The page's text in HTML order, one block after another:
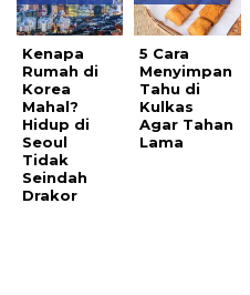
Kenapa
Rumah di
Korea
Mahal?
Hidup di
Seoul
Tidak
Seindah
Drakor
5 Cara
Menyimpan
Tahu di
Kulkas
Agar Tahan
Lama